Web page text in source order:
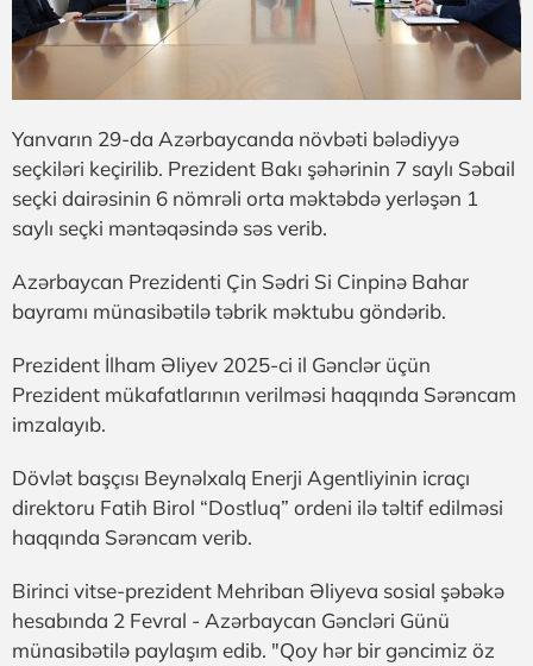
Yanvarın 29-da Azərbaycanda növbəti bələdiyyə
seçkiləri keçirilib. Prezident Bakı şəhərinin 7 saylı Səbail
seçki dairəsinin 6 nömrəli orta məktəbdə yerləşən 1
saylı seçki məntəqəsində səs verib.
Azərbaycan Prezidenti Çin Sədri Si Cinpinə Bahar
bayramı münasibətilə təbrik məktubu göndərib.
Prezident İlham Əliyev 2025-ci il Gənclər üçün
Prezident mükafatlarının verilməsi haqqında Sərəncam
imzalayıb.
Dövlət başçısı Beynəlxalq Enerji Agentliyinin icraçı
direktoru Fatih Birol “Dostluq” ordeni ilə təltif edilməsi
haqqında Sərəncam verib.
Birinci vitse-prezident Mehriban Əliyeva sosial şəbəkə
hesabında 2 Fevral - Azərbaycan Gəncləri Günü
münasibətilə paylaşım edib. "Qoy hər bir gəncimiz öz